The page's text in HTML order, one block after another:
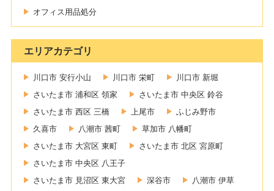
オフィス用品処分
エリアカテゴリ
川口市 安行小山 川口市 栄町
川口市 新堀
さいたま市 浦和区 領家
さいたま市 中央区 鈴谷
さいたま市 西区 三橋
上尾市
ふじみ野市
久喜市
八潮市 茜町
草加市 八幡町
さいたま市 大宮区 東町
さいたま市 北区 宮原町
さいたま市 中央区 八王子
さいたま市 見沼区 東大宮
深谷市
八潮市 伊草